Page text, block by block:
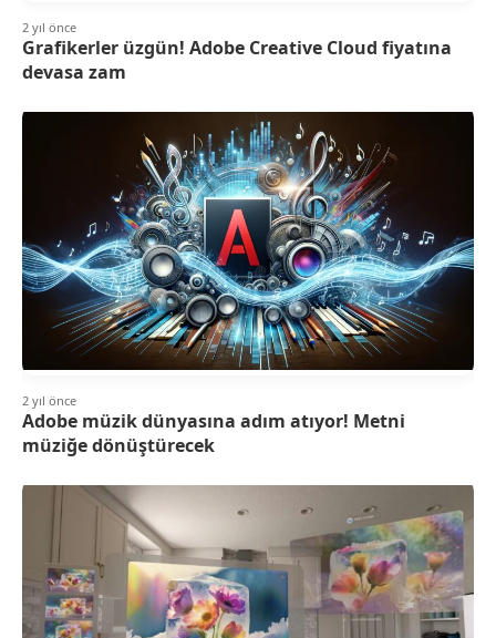
2 yıl önce
Grafikerler üzgün! Adobe Creative Cloud fiyatına
devasa zam
2 yıl önce
Adobe müzik dünyasına adım atıyor! Metni
müziğe dönüştürecek